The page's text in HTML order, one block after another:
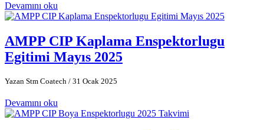
Devamını oku
AMPP CIP Kaplama Enspektorlugu
Egitimi Mayıs 2025
Yazan Stm Coatech / 31 Ocak 2025
Devamını oku